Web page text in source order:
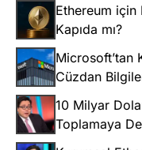
Ethereum için
Kapıda mı?
Microsoft’tan
Cüzdan
10 Milyar
Toplamaya